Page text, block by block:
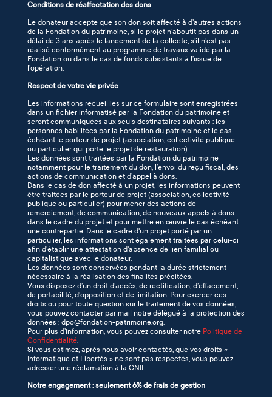
Conditions de réaffectation des dons
Le donateur accepte que son don soit affecté à d’autres actions
de la Fondation du patrimoine, si le projet n’aboutit pas dans un
délai de 3 ans après le lancement de la collecte, s’il n’est pas
réalisé conformément au programme de travaux validé par la
Fondation ou dans le cas de fonds subsistants à l’issue de
l’opération.
Respect de votre vie privée
Les informations recueillies sur ce formulaire sont enregistrées
dans un fichier informatisé par la Fondation du patrimoine et
seront communiquées aux seuls destinataires suivants : les
personnes habilitées par la Fondation du patrimoine et le cas
échéant le porteur de projet (association, collectivité publique
ou particulier qui porte le projet de restauration).
Les données sont traitées par la Fondation du patrimoine
notamment pour le traitement du don, l’envoi du reçu fiscal, des
actions de communication et d’appel à dons.
Dans le cas de don affecté à un projet, les informations peuvent
être traitées par le porteur de projet (association, collectivité
publique ou particulier) pour mener des actions de
remerciement, de communication, de nouveaux appels à dons
dans le cadre du projet et pour mettre en œuvre le cas échéant
une contrepartie. Dans le cadre d'un projet porté par un
particulier, les informations sont également traitées par celui-ci
afin d'établir une attestation d'absence de lien familial ou
capitalistique avec le donateur.
Les données sont conservées pendant la durée strictement
nécessaire à la réalisation des finalités précitées.
Vous disposez d’un droit d’accès, de rectification, d’effacement,
de portabilité, d'opposition et de limitation. Pour exercer ces
droits ou pour toute question sur le traitement de vos données,
vous pouvez contacter par mail notre délégué à la protection des
données : dpo@fondation-patrimoine.org.
Pour plus d’information, vous pouvez consulter notre Politique de
Confidentialité.
Si vous estimez, après nous avoir contactés, que vos droits «
Informatique et Libertés » ne sont pas respectés, vous pouvez
adresser une réclamation à la CNIL.
Notre engagement : seulement 6% de frais de gestion